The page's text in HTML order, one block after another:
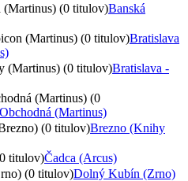
(Martinus) (0 titulov)Banská
(Martinus) (0 titulov)Bratislava
(Martinus) (0 titulov)Bratislava -
(Martinus) (0
(Martinus)
(0 titulov)Brezno (Knihy
titulov)Čadca (Arcus)
(0 titulov)Dolný Kubín (Zrno)